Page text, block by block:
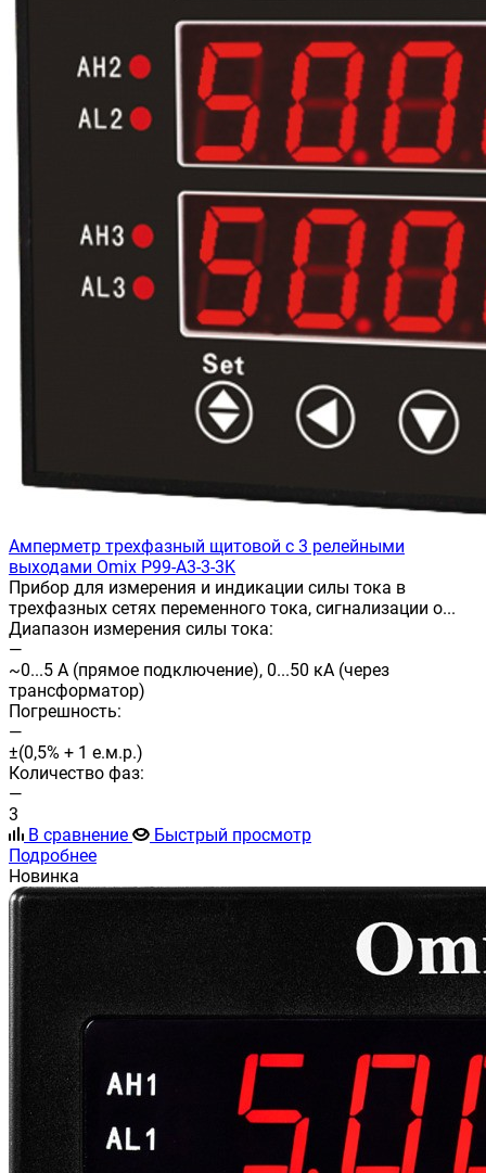
Амперметр трехфазный щитовой с 3 релейными
выходами Omix P99-A3-3-3K
Прибор для измерения и индикации силы тока в
трехфазных сетях переменного тока, сигнализации о...
Диапазон измерения силы тока:
—
~0...5 А (прямое подключение), 0...50 кА (через
трансформатор)
Погрешность:
—
±(0,5% + 1 е.м.р.)
Количество фаз:
—
3
В сравнение
Быстрый просмотр
Подробнее
Новинка